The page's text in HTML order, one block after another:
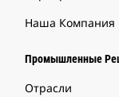
Наша Компания
Промышленные
Отрасли